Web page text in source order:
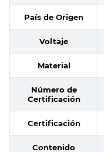
País de Origen
Voltaje
Material
Número de
Certificación
Certificación
Contenido